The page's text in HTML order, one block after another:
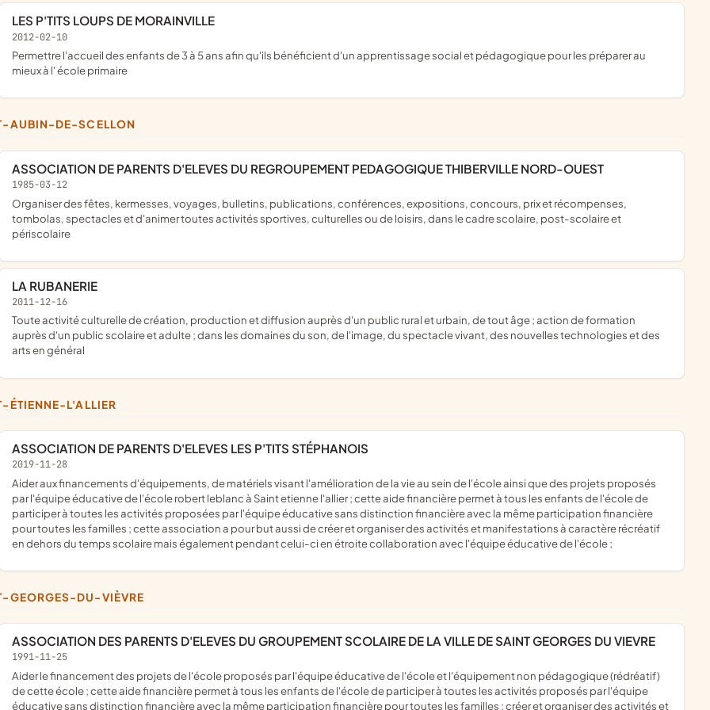
LES P'TITS LOUPS DE MORAINVILLE
2012-02-10
permettre l'accueil des enfants de 3 à 5 ans afin qu'ils bénéficient d'un apprentissage social et pédagogique pour les préparer au
mieux à l' école primaire
AUBIN-DE-SCELLON
ASSOCIATION DE PARENTS D'ELEVES DU REGROUPEMENT PEDAGOGIQUE THIBERVILLE NORD-OUEST
1985-03-12
organiser des fêtes, kermesses, voyages, bulletins, publications, conférences, expositions, concours, prix et récompenses,
tombolas, spectacles et d'animer toutes activités sportives, culturelles ou de loisirs, dans le cadre scolaire, post-scolaire et
périscolaire
LA RUBANERIE
2011-12-16
toute activité culturelle de création, production et diffusion auprès d'un public rural et urbain, de tout âge ; action de formation
auprès d'un public scolaire et adulte ; dans les domaines du son, de l'image, du spectacle vivant, des nouvelles technologies et des
arts en général
ÉTIENNE-L'ALLIER
ASSOCIATION DE PARENTS D'ELEVES LES P'TITS STÉPHANOIS
2019-11-28
aider aux financements d'équipements, de matériels visant l'amélioration de la vie au sein de l'école ainsi que des projets proposés
par l'équipe éducative de l'école robert leblanc à Saint etienne l'allier ; cette aide financière permet à tous les enfants de l'école de
participer à toutes les activités proposées par l'équipe éducative sans distinction financière avec la même participation financière
pour toutes les familles ; cette association a pour but aussi de créer et organiser des activités et manifestations à caractère récréatif
en dehors du temps scolaire mais également pendant celui-ci en étroite collaboration avec l'équipe éducative de l'école ;
GEORGES-DU-VIÈVRE
ASSOCIATION DES PARENTS D'ELEVES DU GROUPEMENT SCOLAIRE DE LA VILLE DE SAINT GEORGES DU VIEVRE
1991-11-25
aider le financement des projets de l'école proposés par l'équipe éducative de l'école et l'équipement non pédagogique (rédréatif)
de cette école ; cette aide financière permet à tous les enfants de l'école de participer à toutes les activités proposés par l'équipe
éducative sans distinction financière avec la même participation financière pour toutes les familles ; créer et organiser des activités et